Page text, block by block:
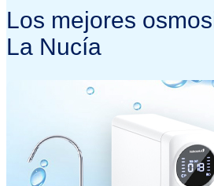
Los mejores
La Nucía